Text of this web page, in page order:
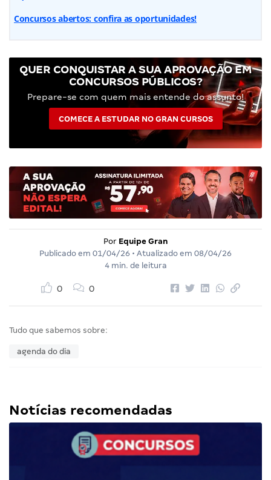
Concursos abertos: confira as oportunidades!
QUER CONQUISTAR A SUA APROVAÇÃO EM
CONCURSOS PÚBLICOS?
Prepare-se com quem mais entende do assunto!
COMECE A ESTUDAR NO GRAN CURSOS
Por Equipe Gran
Publicado em 01/04/26 • Atualizado em 08/04/26
4 min. de leitura
0 0
Tudo que sabemos sobre:
agenda do dia
Notícias recomendadas